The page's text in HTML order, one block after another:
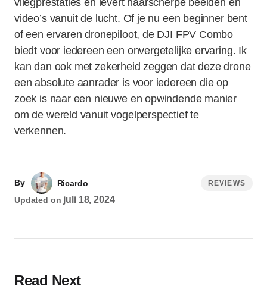
vliegprestaties en levert haarscherpe beelden en
video’s vanuit de lucht. Of je nu een beginner bent
of een ervaren dronepiloot, de DJI FPV Combo
biedt voor iedereen een onvergetelijke ervaring. Ik
kan dan ook met zekerheid zeggen dat deze drone
een absolute aanrader is voor iedereen die op
zoek is naar een nieuwe en opwindende manier
om de wereld vanuit vogelperspectief te
verkennen.
By
Ricardo
Updated on juli 18, 2024
REVIEWS
Read Next